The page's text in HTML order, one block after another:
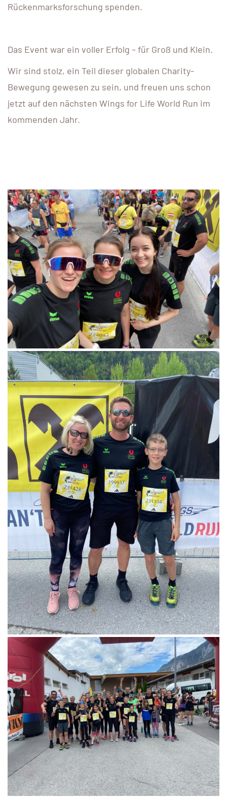
Rückenmarksforschung spenden.
Das Event war ein voller Erfolg – für Groß und Klein.
Wir sind stolz, ein Teil dieser globalen Charity-
Bewegung gewesen zu sein, und freuen uns schon
jetzt auf den nächsten Wings for Life World Run im
kommenden Jahr.